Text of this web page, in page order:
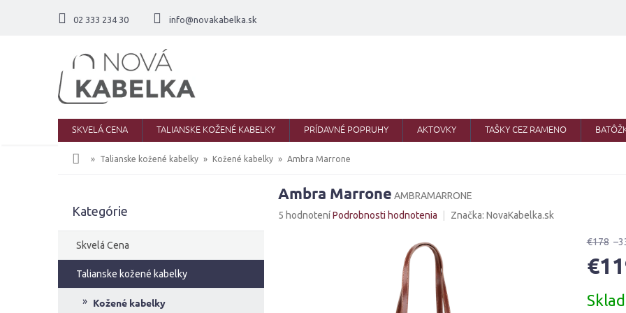
02 333 234 30 info@novakabelka.sk
SKVELÁ CENA TALIANSKE KOŽENÉ KABELKY PRÍDAVNÉ POPRUHY AKTOVKY TAŠKY CEZ RAMENO
DomovTalianske kožené kabelky Kožené kabelky Ambra Marrone
č
ý
a
Preskočiť
Kategórie
Skvelá Cena
Talianske kožené kabelky
Kožené kabelky
Ambra Marrone AMBRAMARRONE
Priemerné
5 hodnoteníPodrobnosti hodnotenia Značka: NovaKabelka.sk
€178
cena: